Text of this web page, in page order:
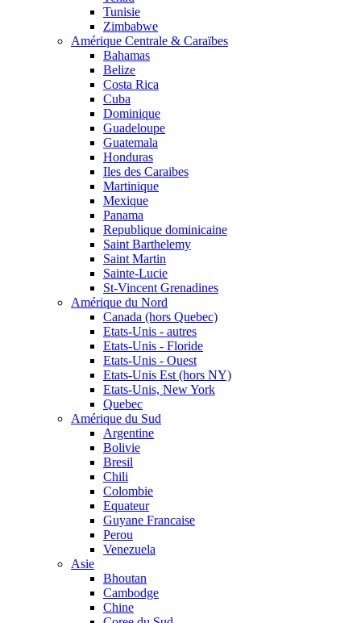
Tunisie
Zimbabwe
Amérique Centrale & Caraïbes
Bahamas
Belize
Costa Rica
Cuba
Dominique
Guadeloupe
Guatemala
Honduras
Iles des Caraibes
Martinique
Mexique
Panama
Republique dominicaine
Saint Barthelemy
Saint Martin
Sainte-Lucie
St-Vincent Grenadines
Amérique du Nord
Canada (hors Quebec)
Etats-Unis - autres
Etats-Unis - Floride
Etats-Unis - Ouest
Etats-Unis Est (hors NY)
Etats-Unis, New York
Quebec
Amérique du Sud
Argentine
Bolivie
Bresil
Chili
Colombie
Equateur
Guyane Francaise
Perou
Venezuela
Asie
Bhoutan
Cambodge
Chine